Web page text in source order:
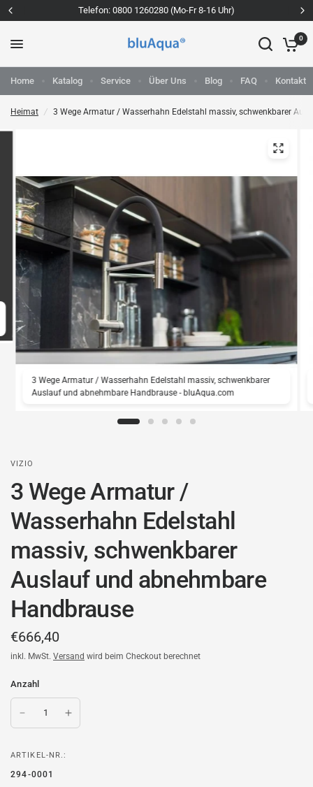
Telefon: 0800 1260280 (Mo-Fr 8-16 Uhr)
0
Home Katalog Service Über Uns Blog FAQ Kontakt
Heimat / 3 Wege Armatur / Wasserhahn Edelstahl massiv, schwenkbarer
3 Wege Armatur / Wasserhahn Edelstahl massiv, schwenkbarer
Auslauf und abnehmbare Handbrause - bluAqua.com
VIZIO
3 Wege Armatur /
Wasserhahn Edelstahl
massiv, schwenkbarer
Auslauf und abnehmbare
Handbrause
€666,40
inkl. MwSt. Versand wird beim Checkout berechnet
Anzahl
ARTIKEL-NR.:
294-0001